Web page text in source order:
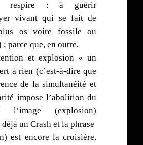
respire : à guérir
vivant qui se fait de
os voire fossile ou
; parce que, en outre,
et explosion « un
à rien (c’est-à-dire que
de la simultanéité et
impose l’abolition du
(explosion)
un Crash et la phrase
est encore la croisière,